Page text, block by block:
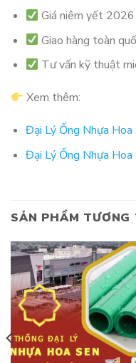
Giá niêm yết 2026
Giao hàng toàn
Tư vấn kỹ thuật
Xem thêm:
Đại Lý Ống Nhựa Hoa
Đại Lý Ống Nhựa Hoa
SẢN PHẨM TƯƠNG